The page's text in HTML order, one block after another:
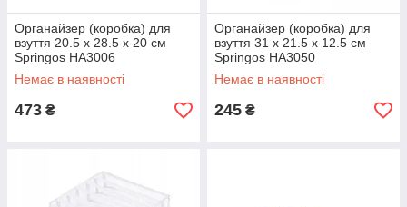
Органайзер (коробка) для
взуття 20.5 x 28.5 x 20 см
Springos HA3006
Немає в наявності
473 ₴
Органайзер (коробка) для
взуття 31 x 21.5 x 12.5 см
Springos HA3050
Немає в наявності
245 ₴